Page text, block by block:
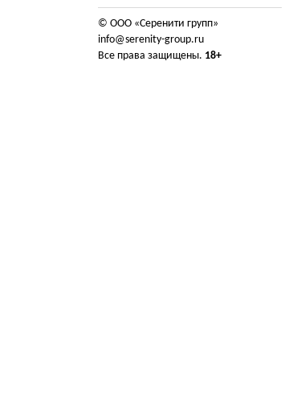
© ООО «Серенити групп»
info@serenity-group.ru
Все права защищены. 18+